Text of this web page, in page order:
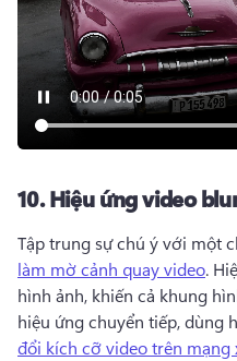
10.Hiệu ứng video
Tập trung sự chú ý với một
làm mờ cảnh quay video.
hình ảnh, khiến cả khung
hiệu ứng chuyển tiếp, dùng
đổi kích cỡ video trên mạng